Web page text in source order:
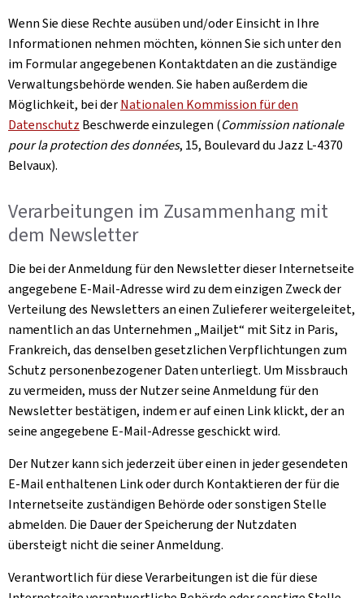
Wenn Sie diese Rechte ausüben und/oder Einsicht in Ihre
Informationen nehmen möchten, können Sie sich unter den
im Formular angegebenen Kontaktdaten an die zuständige
Verwaltungsbehörde wenden. Sie haben außerdem die
Möglichkeit, bei derNationalen Kommission für den
Datenschutz Beschwerde einzulegen (Commission nationale
pour la protection des données, 15, Boulevard du Jazz L-4370
Belvaux).
Verarbeitungen im Zusammenhang mit
dem Newsletter
Die bei der Anmeldung für den Newsletterdieser Internetseite
angegebene E-Mail-Adresse wird zu dem einzigen Zweck der
Verteilung des Newsletters an einen Zulieferer weitergeleitet,
namentlich an das Unternehmen „Mailjet“ mit Sitz in Paris,
Frankreich, das denselben gesetzlichen Verpflichtungen zum
Schutz personenbezogener Daten unterliegt. Um Missbrauch
zu vermeiden, muss der Nutzer seine Anmeldung für den
Newsletter bestätigen, indem er auf einen Link klickt, der an
seine angegebene E-Mail-Adresse geschickt wird.
Der Nutzer kann sich jederzeit über einen in jeder gesendeten
E-Mail enthaltenen Link oder durch Kontaktieren der für die
Internetseite zuständigen Behörde oder sonstigen Stelle
abmelden. Die Dauer der Speicherung der Nutzdaten
übersteigt nicht die seiner Anmeldung.
Verantwortlich für diese Verarbeitungen ist die für diese